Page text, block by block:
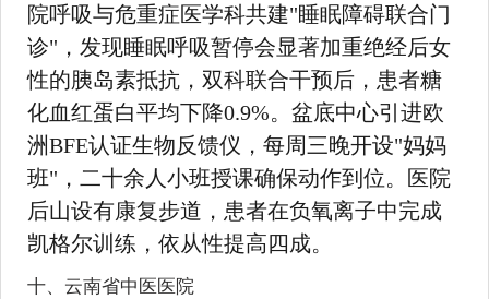
院呼吸与危重症医学科共建"睡眠障碍联合门
诊"，发现睡眠呼吸暂停会显著加重绝经后女
性的胰岛素抵抗，双科联合干预后，患者糖
化血红蛋白平均下降0.9%。盆底中心引进欧
洲BFE认证生物反馈仪，每周三晚开设"妈妈
班"，二十余人小班授课确保动作到位。医院
后山设有康复步道，患者在负氧离子中完成
凯格尔训练，依从性提高四成。
十、云南省中医医院